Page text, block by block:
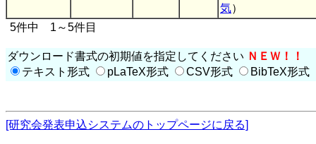
気）
5件中 1～5件目
ダウンロード書式の初期値を指定してください ＮＥＷ！！
テキスト形式
pLaTeX形式 CSV形式 BibTeX形式
[研究会発表申込システムのトップページに戻る]